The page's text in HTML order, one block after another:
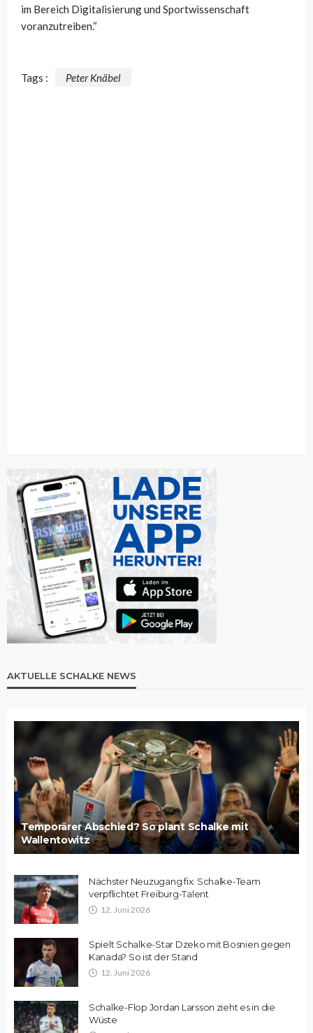
im Bereich Digitalisierung und Sportwissenschaft
voranzutreiben.“
Tags : Peter Knäbel
AKTUELLE SCHALKE NEWS
Temporärer Abschied? So plant Schalke mit
Wallentowitz
Nächster Neuzugang fix: Schalke-Team
verpflichtet Freiburg-Talent
12. Juni 2026
Spielt Schalke-Star Dzeko mit Bosnien gegen
Kanada? So ist der Stand
12. Juni 2026
Schalke-Flop Jordan Larsson zieht es in die
Wüste